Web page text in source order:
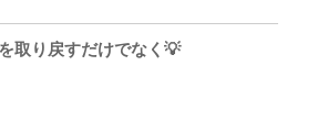
取り戻すだけでなく💡